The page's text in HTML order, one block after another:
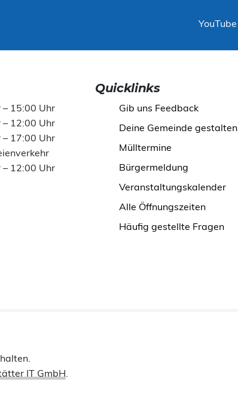
YouTube
15:00 Uhr
12:00 Uhr
17:00 Uhr
12:00 Uhr
Quicklinks
Gib uns Feedback
Deine Gemeinde gestalten
Mülltermine
Bürgermeldung
Veranstaltungskalender
Alle Öffnungszeiten
Häufig gestellte Fragen
IT GmbH